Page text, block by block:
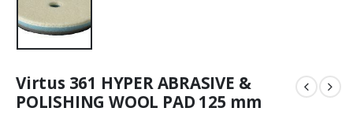
Virtus 361 HYPER ABRASIVE &
POLISHING WOOL PAD 125 mm